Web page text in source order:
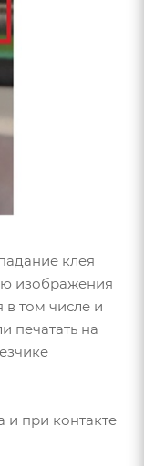
клея
изображения
в том числе и
печатать на
и при контакте